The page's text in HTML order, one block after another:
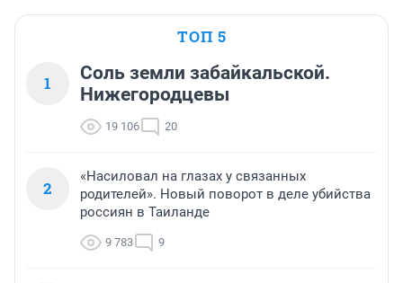
ТОП 5
1
Соль земли забайкальской.
Нижегородцевы
19 106 20
2
«Насиловал на глазах у связанных
родителей». Новый поворот в деле убийства
россиян в Таиланде
9 783 9